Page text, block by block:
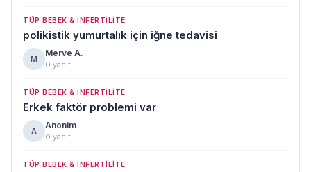
TÜP BEBEK & İNFERTILITE
polikistik yumurtalık için iğne tedavisi
M
Merve A.
0 yanıt
TÜP BEBEK & İNFERTILITE
Erkek faktör problemi var
A
Anonim
0 yanıt
TÜP BEBEK & İNFERTILITE